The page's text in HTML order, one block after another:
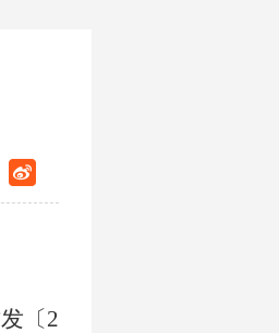
〔2